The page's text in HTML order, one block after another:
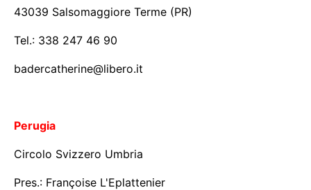
43039 Salsomaggiore Terme (PR)
Tel.: 338 247 46 90
badercatherine@libero.it
Perugia
Circolo Svizzero Umbria
Pres.: Françoise L'Eplattenier